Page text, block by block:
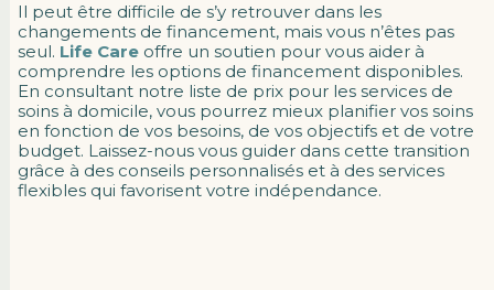
Il peut être difficile de s’y retrouver dans les
changements de financement, mais vous n’êtes pas
seul. Life Care offre un soutien pour vous aider à
comprendre les options de financement disponibles.
En consultant notre liste de prix pour les services de
soins à domicile, vous pourrez mieux planifier vos soins
en fonction de vos besoins, de vos objectifs et de votre
budget. Laissez-nous vous guider dans cette transition
grâce à des conseils personnalisés et à des services
flexibles qui favorisent votre indépendance.